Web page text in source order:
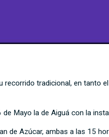
tradicional, en tanto
Mayo la de Aiguá con la
de Azúcar, ambas a las 15